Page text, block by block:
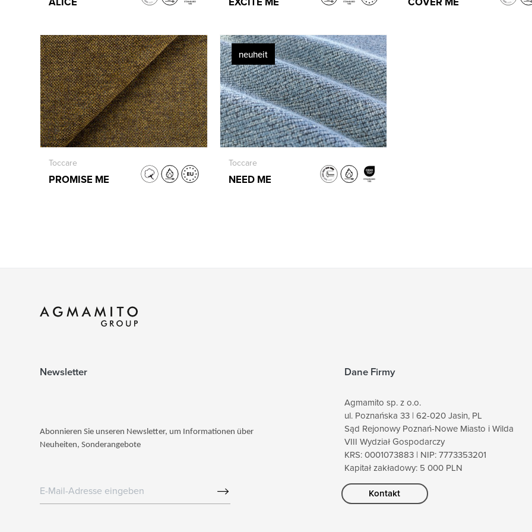
ALICE EXCITE ME COVER ME
Toccare
PROMISE ME
neuheit
Toccare
NEED ME
Newsletter
Abonnieren Sie unseren Newsletter, um Informationen über
Neuheiten, Sonderangebote
Dane Firmy
Agmamito sp. z o.o.
ul. Poznańska 33 | 62-020 Jasin, PL
Sąd Rejonowy Poznań-Nowe Miasto i Wilda
VIII Wydział Gospodarczy
KRS: 0001073883 | NIP: 7773353201
Kapitał zakładowy: 5 000 PLN
Kontakt